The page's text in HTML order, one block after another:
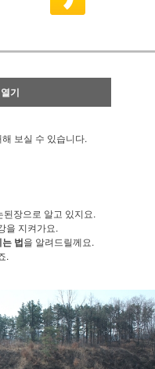
기
보실 수 있습니다.
장으로 알고 있지요.
을 지켜가요.
법을 알려드릴께요.
.